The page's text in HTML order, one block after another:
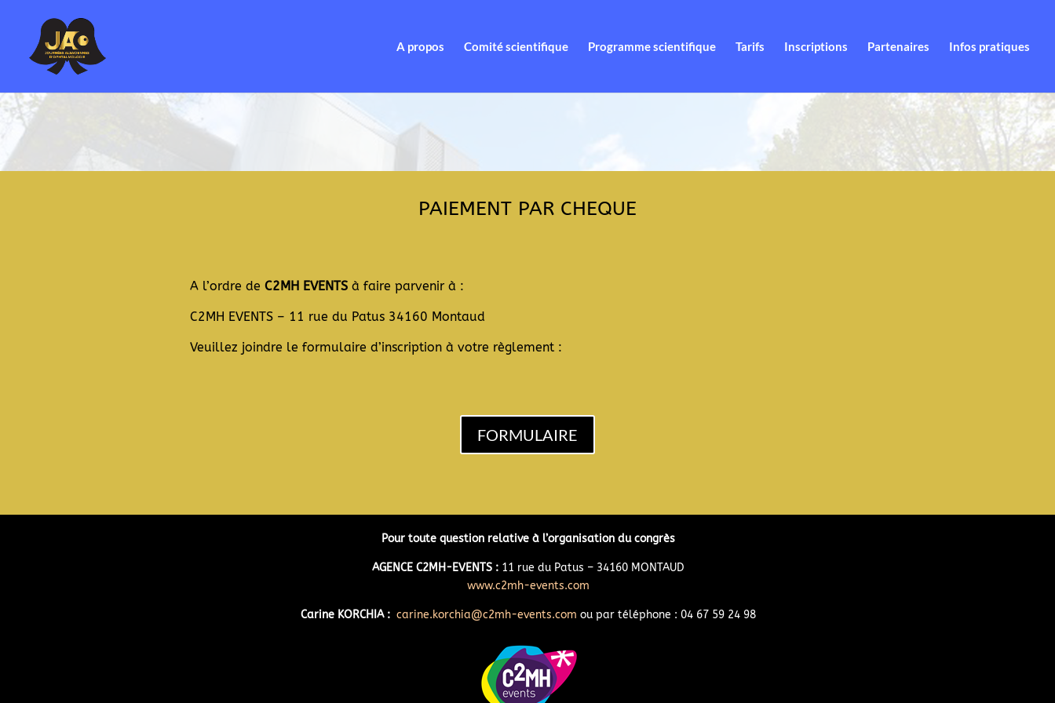
A propos Comité scientifique Programme scientifique Tarifs Inscriptions Partenaires Infos pratiques
PAIEMENT PAR CHEQUE
A l’ordre de C2MH EVENTS à faire parvenir à :
C2MH EVENTS – 11 rue du Patus 34160 Montaud
Veuillez joindre le formulaire d’inscription à votre règlement :
FORMULAIRE
Pour toute question relative à l’organisation du congrès
AGENCE C2MH-EVENTS : 11 rue du Patus – 34160 MONTAUD
www.c2mh-events.com
Carine KORCHIA : carine.korchia@c2mh-events.com ou par téléphone : 04 67 59 24 98